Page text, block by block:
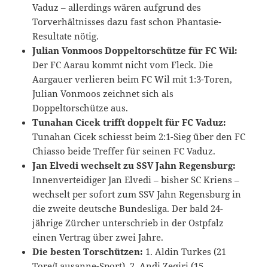
Vaduz – allerdings wären aufgrund des
Torverhältnisses dazu fast schon Phantasie-
Resultate nötig.
Julian Vonmoos Doppeltorschütze für FC Wil:
Der FC Aarau kommt nicht vom Fleck. Die
Aargauer verlieren beim FC Wil mit 1:3-Toren,
Julian Vonmoos zeichnet sich als
Doppeltorschütze aus.
Tunahan Cicek trifft doppelt für FC Vaduz:
Tunahan Cicek schiesst beim 2:1-Sieg über den FC
Chiasso beide Treffer für seinen FC Vaduz.
Jan Elvedi wechselt zu SSV Jahn Regensburg:
Innenverteidiger Jan Elvedi – bisher SC Kriens –
wechselt per sofort zum SSV Jahn Regensburg in
die zweite deutsche Bundesliga. Der bald 24-
jährige Zürcher unterschrieb in der Ostpfalz
einen Vertrag über zwei Jahre.
Die besten Torschützen: 1. Aldin Turkes (21